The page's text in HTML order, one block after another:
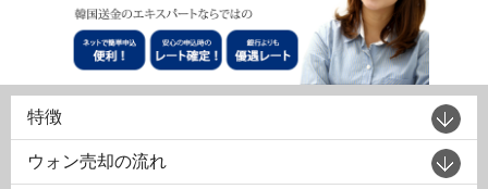
特徴
ウォン売却の流れ